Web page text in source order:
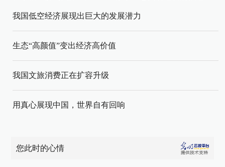
我国低空经济展现出巨大的发展潜力
生态“高颜值”变出经济高价值
我国文旅消费正在扩容升级
用真心展现中国，世界自有回响
您此时的心情